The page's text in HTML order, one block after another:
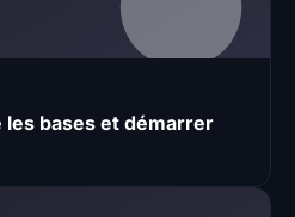
bases et démarrer